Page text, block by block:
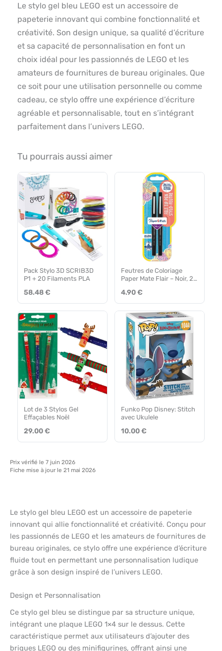
Le stylo gel bleu LEGO est un accessoire de
papeterie innovant qui combine fonctionnalité et
créativité. Son design unique, sa qualité d’écriture
et sa capacité de personnalisation en font un
choix idéal pour les passionnés de LEGO et les
amateurs de fournitures de bureau originales. Que
ce soit pour une utilisation personnelle ou comme
cadeau, ce stylo offre une expérience d’écriture
agréable et personnalisable, tout en s’intégrant
parfaitement dans l’univers LEGO.
Tu pourrais aussi aimer
Pack Stylo 3D SCRIB3D
P1 + 20 Filaments PLA
58.48 €
Feutres de Coloriage
Paper Mate Flair – Noir, 2
4.90 €
Lot de 3 Stylos Gel
Effaçables Noël
29.00 €
Funko Pop Disney: Stitch
avec Ukulele
10.00 €
Prix vérifié le 7 juin 2026
Fiche mise à jour le 21 mai 2026
Le stylo gel bleu LEGO est un accessoire de papeterie
innovant qui allie fonctionnalité et créativité. Conçu pour
les passionnés de LEGO et les amateurs de fournitures de
bureau originales, ce stylo offre une expérience d’écriture
fluide tout en permettant une personnalisation ludique
grâce à son design inspiré de l’univers LEGO.
Design et Personnalisation
Ce stylo gel bleu se distingue par sa structure unique,
intégrant une plaque LEGO 1×4 sur le dessus. Cette
caractéristique permet aux utilisateurs d’ajouter des
briques LEGO ou des minifigurines, offrant ainsi une